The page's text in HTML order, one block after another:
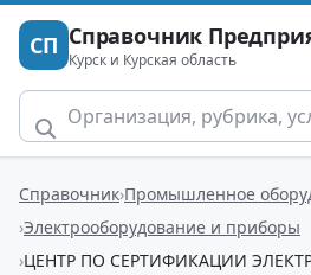
СП Справочник
Курск и Курская область
Справочник Промышленное
Электрооборудование и приборы
ЦЕНТР ПО СЕРТИФИКАЦИИ